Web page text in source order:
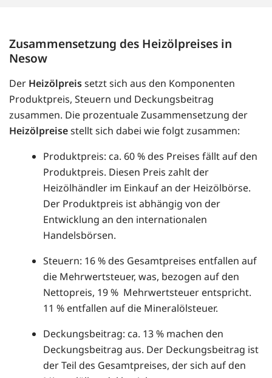
Zusammensetzung des Heizölpreises in
Nesow
Der Heizölpreissetzt sich aus den Komponenten
Produktpreis, Steuern und Deckungsbeitrag
zusammen. Die prozentuale Zusammensetzung der
Heizölpreisestellt sich dabei wie folgt zusammen:
Produktpreis: ca. 60 % des Preises fällt auf den
Produktpreis. Diesen Preis zahlt der
Heizölhändler im Einkauf an der Heizölbörse.
Der Produktpreis ist abhängig von der
Entwicklung an den internationalen
Handelsbörsen.
Steuern: 16 % des Gesamtpreises entfallen auf
die Mehrwertsteuer, was, bezogen auf den
Nettopreis, 19 % Mehrwertsteuer entspricht.
11 % entfallen auf die Mineralölsteuer.
Deckungsbeitrag: ca. 13 % machen den
Deckungsbeitrag aus. Der Deckungsbeitrag ist
der Teil des Gesamtpreises, der sich auf den